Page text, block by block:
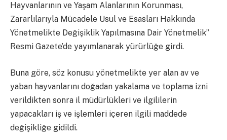
Hayvanlarının ve Yaşam Alanlarının Korunması,
Zararlılarıyla Mücadele Usul ve Esasları Hakkında
Yönetmelikte Değişiklik Yapılmasına Dair Yönetmelik”
Resmi Gazete’de yayımlanarak yürürlüğe girdi.
Buna göre, söz konusu yönetmelikte yer alan av ve
yaban hayvanlarını doğadan yakalama ve toplama izni
verildikten sonra il müdürlükleri ve ilgililerin
yapacakları iş ve işlemleri içeren ilgili maddede
değişikliğe gidildi.